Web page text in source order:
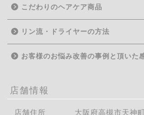
こだわりのヘアケア商品
リン流・ドライヤーの方法
お客様のお悩み改善の事例と頂いた
店舗情報
店舗住所 大阪府高槻市天神